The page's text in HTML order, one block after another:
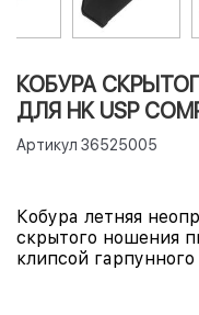
КОБУРА
ДЛЯ HK USP
Артикул 36525005
Кобура летняя
скрытого ношения
клипсой